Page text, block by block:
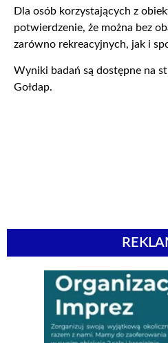
Dla osób korzystających z
potwierdzenie, że można bez
zarówno rekreacyjnych, jak i
Wyniki badań są dostępne na
Gołdap.